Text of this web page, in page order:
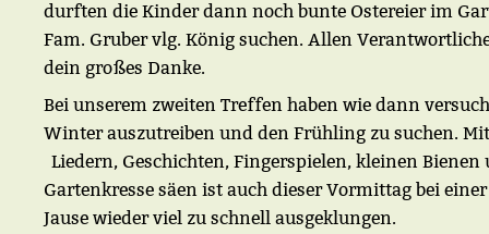
durften die Kinder dann noch bunte Ostereier im
Fam. Gruber vlg. König suchen. Allen
dein großes Danke.
Bei unserem zweiten Treffen haben wie dann
Winter auszutreiben und den Frühling zu suchen. Mit
Liedern, Geschichten, Fingerspielen, kleinen Bienen
Gartenkresse säen ist auch dieser Vormittag bei
Jause wieder viel zu schnell ausgeklungen.